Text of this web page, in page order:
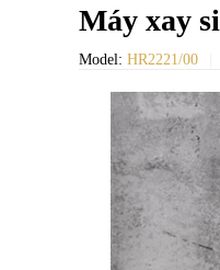
Máy xay
Model: HR2221/00